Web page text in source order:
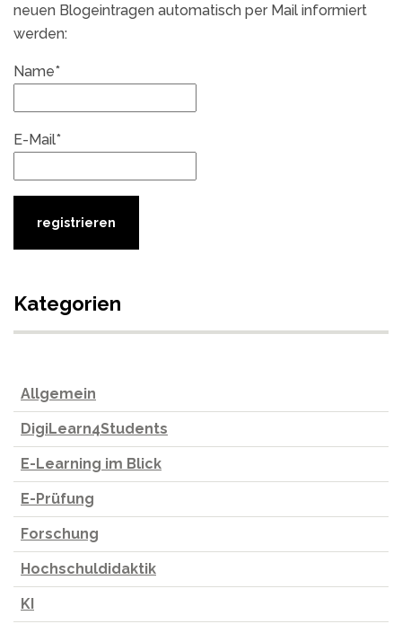
neuen Blogeintragen automatisch per Mail informiert
werden:
Name*
E-Mail*
Kategorien
Allgemein
DigiLearn4Students
E-Learning im Blick
E-Prüfung
Forschung
Hochschuldidaktik
KI